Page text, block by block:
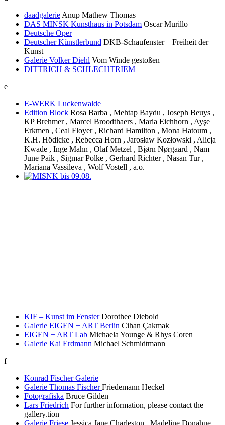
daadgalerie Anup Mathew Thomas
DAS MINSK Kunsthaus in Potsdam Oscar Murillo
Deutsche Oper
Deutscher Künstlerbund DKB-Schaufenster – Freiheit der
Kunst
Galerie Volker Diehl Vom Winde gestoßen
DITTRICH & SCHLECHTRIEM
e
E-WERK Luckenwalde
Edition Block Rosa Barba , Mehtap Baydu , Joseph Beuys ,
KP Brehmer , Marcel Broodthaers , Maria Eichhorn , Ayşe
Erkmen , Ceal Floyer , Richard Hamilton , Mona Hatoum ,
K.H. Hödicke , Rebecca Horn , Jarosław Kozłowski , Alicja
Kwade , Inge Mahn , Olaf Metzel , Bjørn Nørgaard , Nam
June Paik , Sigmar Polke , Gerhard Richter , Nasan Tur ,
Mariana Vassileva , Wolf Vostell , a.o.
KIF – Kunst im Fenster Dorothee Diebold
Galerie EIGEN + ART Berlin Cihan Çakmak
EIGEN + ART Lab Michaela Younge & Rhys Coren
Galerie Kai Erdmann Michael Schmidtmann
f
Konrad Fischer Galerie
Galerie Thomas FischerFriedemann Heckel
Fotografiska Bruce Gilden
Lars Friedrich For further information, please contact the
gallery.tion
Galerie Friese Jessica Jane Charleston , Madeline Donahue ,